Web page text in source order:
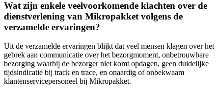
Wat zijn enkele veelvoorkomende klachten over de
dienstverlening van Mikropakket volgens de
verzamelde ervaringen?
Uit de verzamelde ervaringen blijkt dat veel mensen klagen over het
gebrek aan communicatie over het bezorgmoment, onbetrouwbare
bezorging waarbij de bezorger niet komt opdagen, geen duidelijke
tijdsindicatie bij track en trace, en onaardig of onbekwaam
klantenservicepersoneel bij Mikropakket.